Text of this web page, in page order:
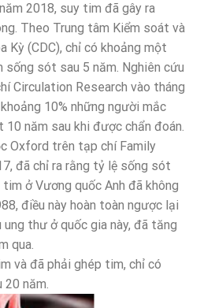
2018, suy tim đã gây ra
Theo Trung tâm Kiểm soát và
Kỳ (CDC), chỉ có khoảng một
sót sau 5 năm. Nghiên cứu
Circulation Research vào tháng
10% những người mắc
năm sau khi được chẩn đoán.
Oxford trên tạp chí Family
đã chỉ ra rằng tỷ lệ sống sót
ở Vương quốc Anh đã không
điều này hoàn toàn ngược lại
thư ở quốc gia này, đã tăng
qua.
và đã phải ghép tim, chỉ có
20 năm.